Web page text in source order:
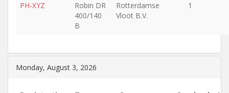
PH-XYZ
Robin DR
400/140
B
Rotterdamse
Vloot B.V.
1
Monday, August 3, 2026